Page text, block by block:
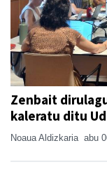
Zenbait
kaleratu ditu
Noaua Aldizkaria abu